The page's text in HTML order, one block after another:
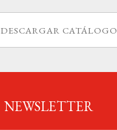
DESCARGAR CATÁLOGO
NEWSLETTER